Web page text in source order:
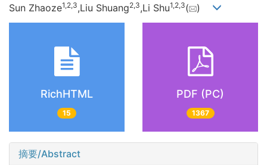
Sun Zhaoze1,2,3,Liu Shuang2,3,Li Shu1,2,3( )
RichHTML
15
PDF (PC)
1367
摘要/Abstract